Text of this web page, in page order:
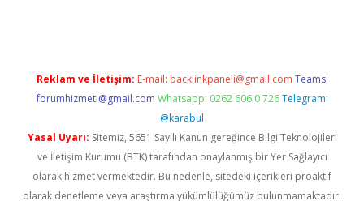
Reklam ve İletişim: E-mail: backlinkpaneli@gmail.com Teams:
forumhizmeti@gmail.com Whatsapp: 0262 606 0 726 Telegram:
@karabul
Yasal Uyarı: Sitemiz, 5651 Sayılı Kanun gereğince Bilgi Teknolojileri
ve İletişim Kurumu (BTK) tarafından onaylanmış bir Yer Sağlayıcı
olarak hizmet vermektedir. Bu nedenle, sitedeki içerikleri proaktif
olarak denetleme veya araştırma yükümlülüğümüz bulunmamaktadır.